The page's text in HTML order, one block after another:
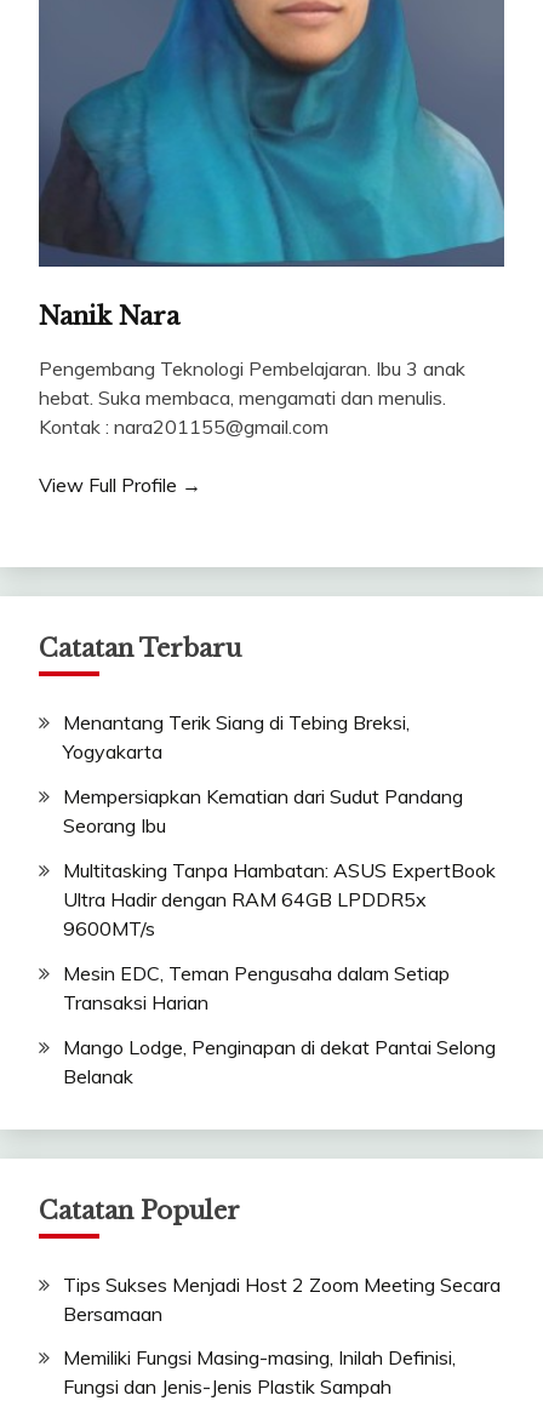
Nanik Nara
Pengembang Teknologi Pembelajaran. Ibu 3 anak
hebat. Suka membaca, mengamati dan menulis.
Kontak : nara201155@gmail.com
View Full Profile →
Catatan Terbaru
Menantang Terik Siang di Tebing Breksi,
Yogyakarta
Mempersiapkan Kematian dari Sudut Pandang
Seorang Ibu
Multitasking Tanpa Hambatan: ASUS ExpertBook
Ultra Hadir dengan RAM 64GB LPDDR5x
9600MT/s
Mesin EDC, Teman Pengusaha dalam Setiap
Transaksi Harian
Mango Lodge, Penginapan di dekat Pantai Selong
Belanak
Catatan Populer
Tips Sukses Menjadi Host 2 Zoom Meeting Secara
Bersamaan
Memiliki Fungsi Masing-masing, Inilah Definisi,
Fungsi dan Jenis-Jenis Plastik Sampah